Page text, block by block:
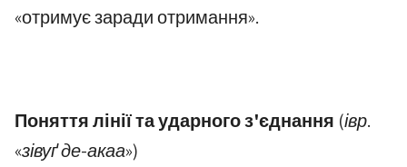
«отримує заради отримання».
Поняття лінії та ударного з'єднання (івр.
«зівуґ де-акаа»)